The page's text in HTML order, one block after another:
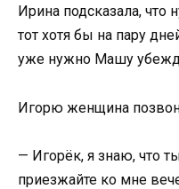
Ирина подсказала, что
тот хотя бы на пару
уже нужно Машу
Игорю женщина
— Игорёк, я знаю, что
приезжайте ко мне